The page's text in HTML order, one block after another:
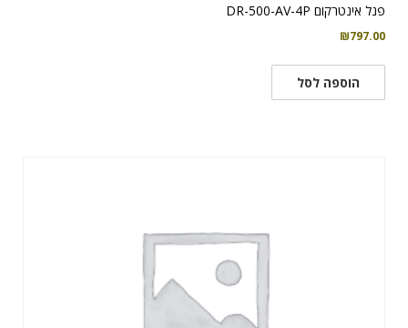
פנל אינטרקום DR-500-AV-4P
₪797.00
הוספה לסל